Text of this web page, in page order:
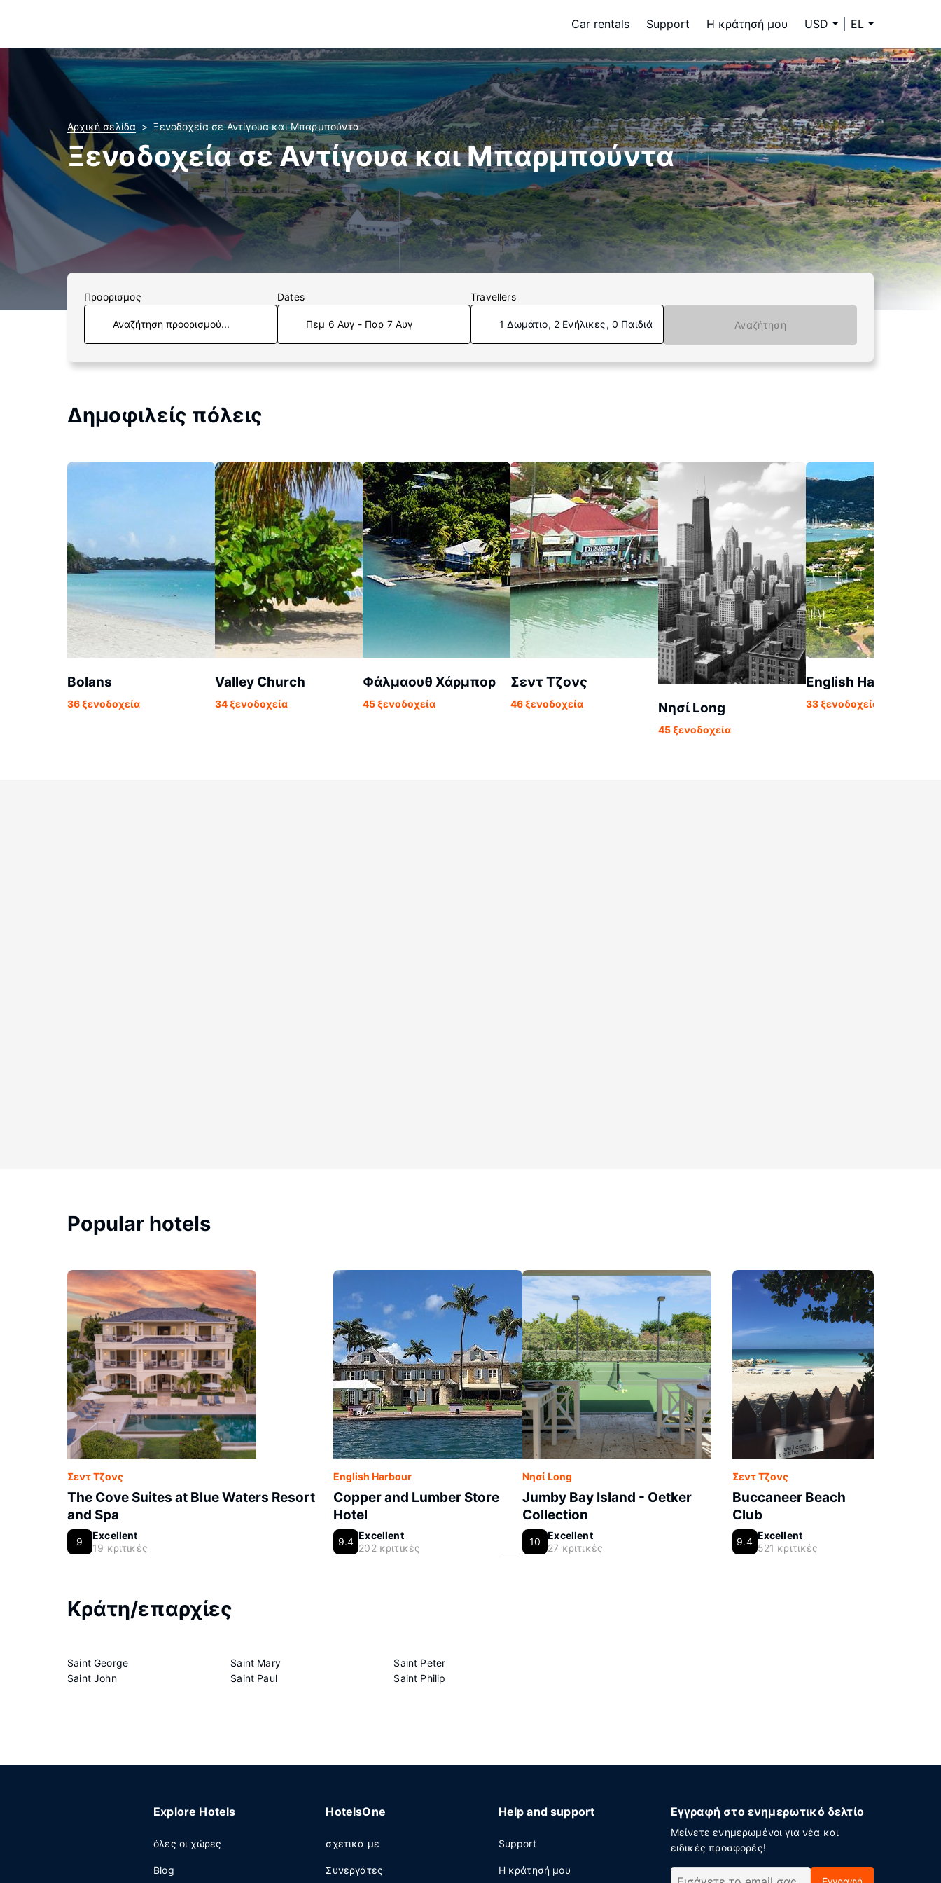
Car rentals Support Η κράτησή μου USD EL
Αρχική σελίδα Ξενοδοχεία σε Αντίγουα και Μπαρμπούντα
Ξενοδοχεία σε Αντίγουα και Μπαρμπούντα
Προορισμος Dates
Πεμ 6 Αυγ - Παρ 7 Αυγ
Travellers
1 Δωμάτιο, 2 Ενήλικες, 0 Παιδιά Αναζήτηση
Δημοφιλείς πόλεις
Bolans
36 ξενοδοχεία
Valley Church
34 ξενοδοχεία
Φάλμαουθ Χάρμπορ
45 ξενοδοχεία
Σεντ Τζονς
46 ξενοδοχεία Νησί Long
45 ξενοδοχεία
English Harbour
33 ξενοδοχεία
Popular hotels
Σεντ Τζονς
The Cove Suites at Blue Waters Resort
and Spa
9
Excellent
19 κριτικές
English Harbour
Copper and Lumber Store
Hotel
9.4
Excellent
202 κριτικές
Νησί Long
Jumby Bay Island - Oetker
Collection
10
Excellent
27 κριτικές
Σεντ Τζονς
Buccaneer Beach
Club
9.4
Excellent
521 κριτικές
Κράτη/επαρχίες
Saint George
Saint John
Saint Mary
Saint Paul
Saint Peter
Saint Philip
Explore Hotels
όλες οι χώρες
Blog
HotelsOne
σχετικά με
Συνεργάτες
Help and support
Support
Η κράτησή μου
Εγγραφή στο ενημερωτικό δελτίο
Μείνετε ενημερωμένοι για νέα και
ειδικές προσφορές!